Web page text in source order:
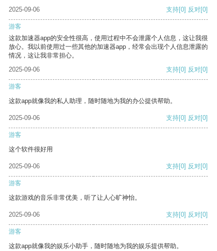
2025-09-06
支持[0] 反对[0]
游客
这款加速器app的安全性很高，使用过程中不会泄露个人信息，这让我很
放心。我以前使用过一些其他的加速器app，经常会出现个人信息泄露的
情况，这让我非常担心。
2025-09-06
支持[0] 反对[0]
游客
这款app就像我的私人助理，随时随地为我的办公提供帮助。
2025-09-06 支持[0] 反对[0]
游客
这个软件很好用
2025-09-06 支持[0] 反对[0]
游客
这款游戏的音乐非常优美，听了让人心旷神怡。
2025-09-06 支持[0] 反对[0]
游客
这款app就像我的娱乐小助手，随时随地为我的娱乐提供帮助。